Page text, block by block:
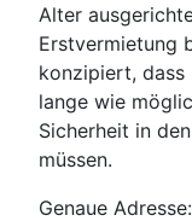
Alter
Erstvermietung
konzipiert, dass
lange wie
Sicherheit in
müssen.
Genaue Adresse: